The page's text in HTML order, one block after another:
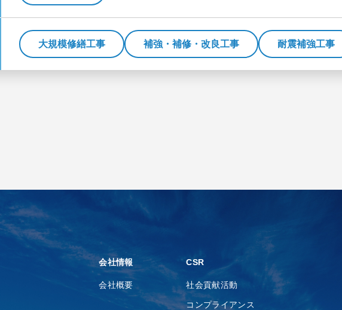
大規模修繕工事 補強・補修・改良工事 耐震補強工事
会社情報
会社概要
CSR
社会貢献活動
コンプライアンス